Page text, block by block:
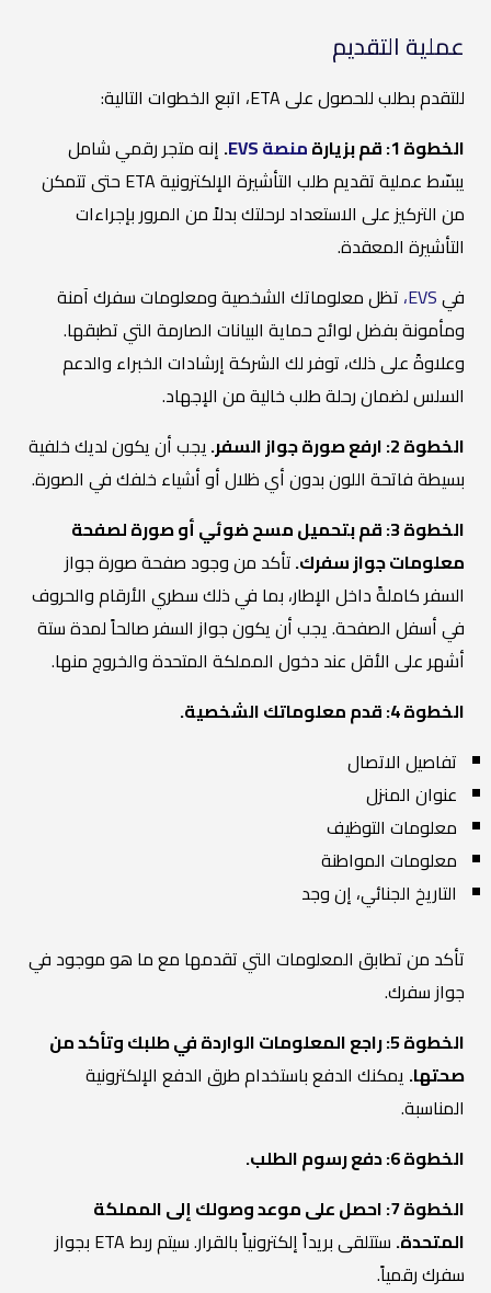
عملية التقديم
للتقدم بطلب للحصول على ETA، اتبع الخطوات التالية:
الخطوة 1: قم بزيارة
منصة EVS . إنه متجر رقمي شامل
يبسّط عملية تقديم طلب التأشيرة الإلكترونية ETA حتى تتمكن
من التركيز على الاستعداد لرحلتك بدلاً من المرور بإجراءات
التأشيرة المعقدة.
فيEVS، تظل معلوماتك الشخصية ومعلومات سفرك آمنة
ومأمونة بفضل لوائح حماية البيانات الصارمة التي تطبقها.
وعلاوةً على ذلك، توفر لك الشركة إرشادات الخبراء والدعم
السلس لضمان رحلة طلب خالية من الإجهاد.
الخطوة 2: ارفع صورة جواز السفر.
يجب أن يكون لديك خلفية
بسيطة فاتحة اللون بدون أي ظلال أو أشياء خلفك في الصورة.
الخطوة 3: قم بتحميل مسح ضوئي أو صورة لصفحة
معلومات جواز سفرك.تأكد من وجود صفحة صورة جواز
السفر كاملةً داخل الإطار، بما في ذلك سطري الأرقام والحروف
في أسفل الصفحة. يجب أن يكون جواز السفر صالحاً لمدة ستة
أشهر على الأقل عند دخول المملكة المتحدة والخروج منها.
الخطوة 4: قدم معلوماتك الشخصية.
تفاصيل الاتصال
عنوان المنزل
معلومات التوظيف
معلومات المواطنة
التاريخ الجنائي، إن وجد
تأكد من تطابق المعلومات التي تقدمها مع ما هو موجود في
جواز سفرك.
الخطوة 5: راجع المعلومات الواردة في طلبك وتأكد من
صحتها. يمكنك الدفع باستخدام طرق الدفع الإلكترونية
المناسبة.
الخطوة 6: دفع رسوم الطلب.
الخطوة 7: احصل على موعد وصولك إلى المملكة
المتحدة.
ستتلقى بريداً إلكترونياً بالقرار. سيتم ربط ETA بجواز
سفرك رقمياً.